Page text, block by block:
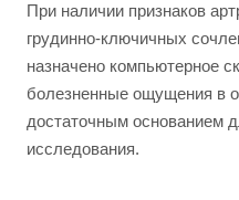
При наличии признаков
грудинно-ключичных
назначено компьютерное
болезненные ощущения в
достаточным основанием
исследования.